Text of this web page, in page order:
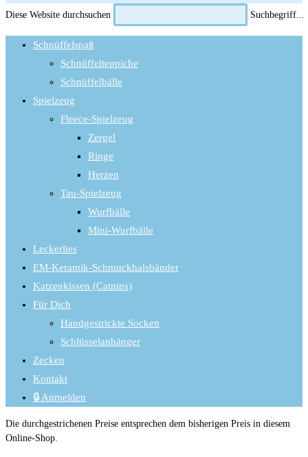
Diese Website durchsuchen
Schnüffelspaß
Schnüffelteppiche
Schnüffelbälle
Spielzeug
Fleece-Spielzeug
Zergel
Ringe
Herzen
Tau-Spielzeug
Wurfbälle
Mini-Wurfbälle
Leckerlies
EM-Keramik-Schmuckhalsbänder
Katzenkissen (Catnips)
Für Dich
Handgestrickte Socken
Schlüsselanhänger
Zecken
Kontakt
🔒 Anmelden
Die durchgestrichenen Preise entsprechen dem bisherigen Preis in diesem
Online-Shop.